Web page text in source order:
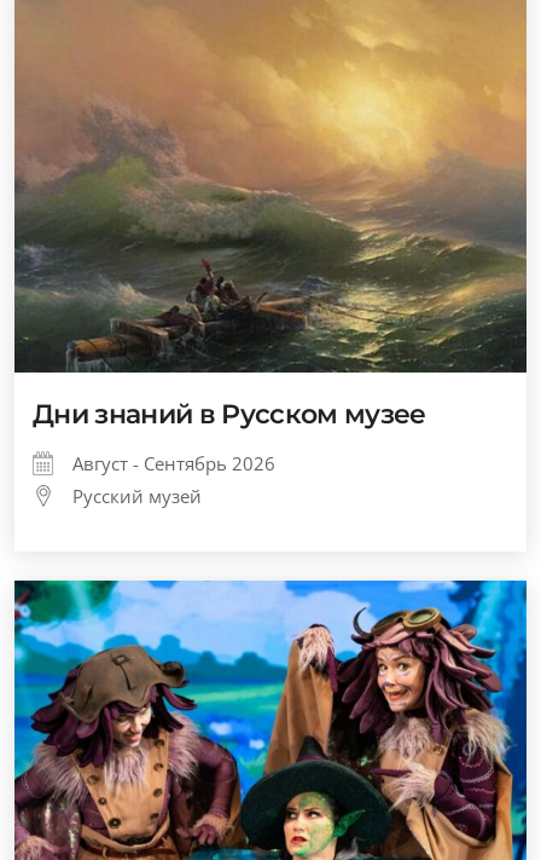
Дни знаний в Русском музее
Август - Сентябрь 2026
Русский музей